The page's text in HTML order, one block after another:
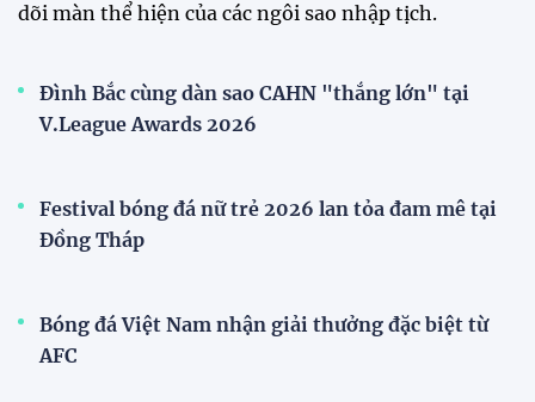
dõi màn thể hiện của các ngôi sao nhập tịch.
Đình Bắc cùng dàn sao CAHN "thắng lớn" tại
V.League Awards 2026
Festival bóng đá nữ trẻ 2026 lan tỏa đam mê tại
Đồng Tháp
Bóng đá Việt Nam nhận giải thưởng đặc biệt từ
AFC